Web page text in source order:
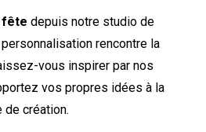
fête depuis notre studio de
personnalisation rencontre la
vous inspirer par nos
vos propres idées à la
de création.